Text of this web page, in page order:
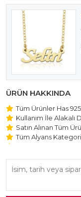
ÜRÜN HAKKINDA
Tüm Ürünler Has
Kullanım İle Alakalı
Satın Alınan Tüm
Tüm Alyans
Beştaş Tektaş